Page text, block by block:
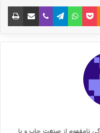
‫Odnoklassniki
پاکتواتس آپ تلگراموایبر اشتراک گذاری از طریق ایمیل